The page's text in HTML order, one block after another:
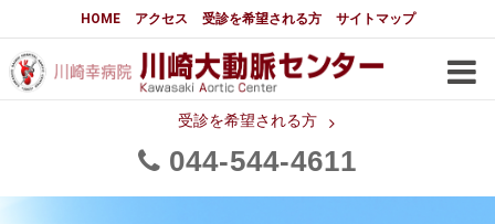
HOME アクセス 受診を希望される方 サイトマップ
受診を希望される方
044 544 4611
大動脈センターについて
はじめに 大動脈センターについて
メディアでの紹介
都道府県別患者マップ 都道府県別紹介病院